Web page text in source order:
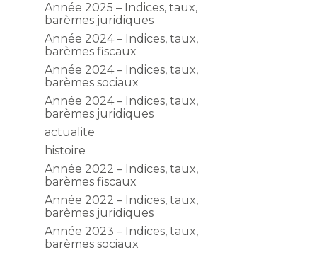
Année 2025 – Indices, taux,
barèmes juridiques
Année 2024 – Indices, taux,
barèmes fiscaux
Année 2024 – Indices, taux,
barèmes sociaux
Année 2024 – Indices, taux,
barèmes juridiques
actualite
histoire
Année 2022 – Indices, taux,
barèmes fiscaux
Année 2022 – Indices, taux,
barèmes juridiques
Année 2023 – Indices, taux,
barèmes sociaux